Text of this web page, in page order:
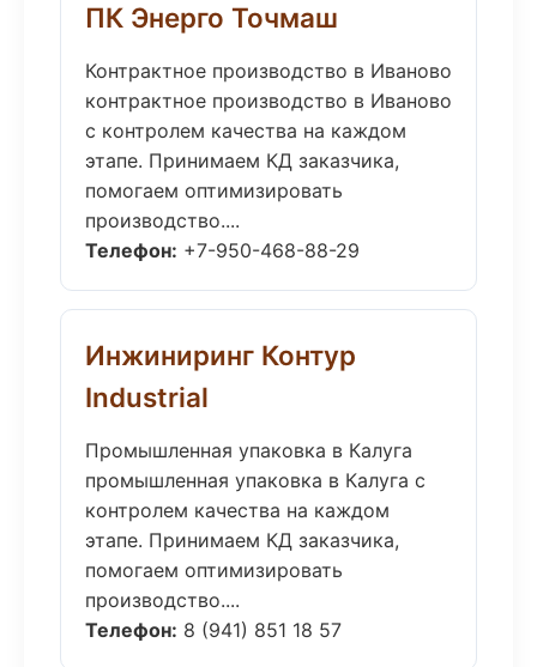
ПК Энерго Точмаш
Контрактное производство в Иваново
контрактное производство в Иваново
с контролем качества на каждом
этапе. Принимаем КД заказчика,
помогаем оптимизировать
производство....
Телефон: +7-950-468-88-29
Инжиниринг Контур
Industrial
Промышленная упаковка в Калуга
промышленная упаковка в Калуга с
контролем качества на каждом
этапе. Принимаем КД заказчика,
помогаем оптимизировать
производство....
Телефон: 8 (941) 851 18 57